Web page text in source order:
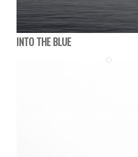
INTO THE BLUE